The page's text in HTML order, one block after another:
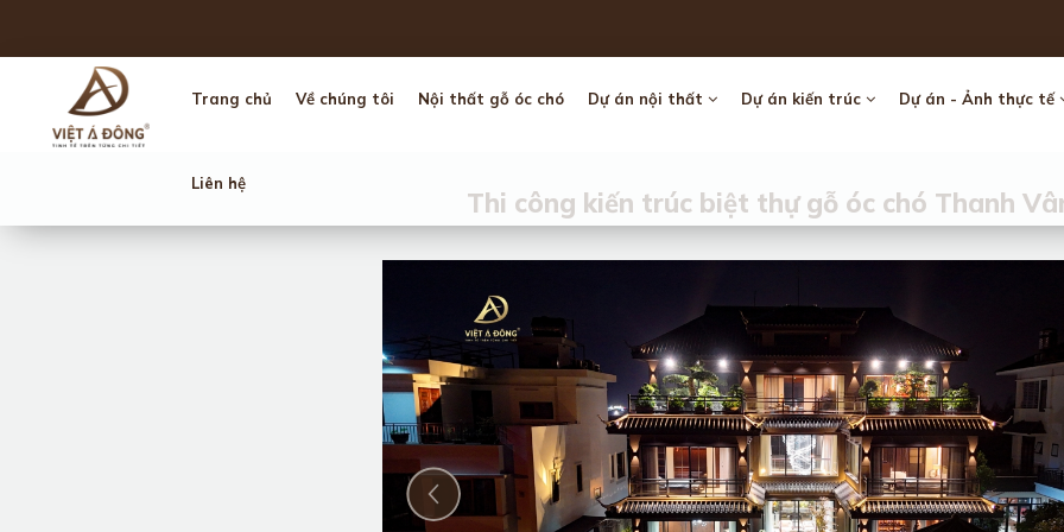
Trang chủ Về chúng tôi Nội thất gỗ óc chó Dự án nội thất Dự án kiến trúc Dự án - Ảnh thực tế
Liên hệ
Thi công kiến trúc biệt thự gỗ óc chó Thanh